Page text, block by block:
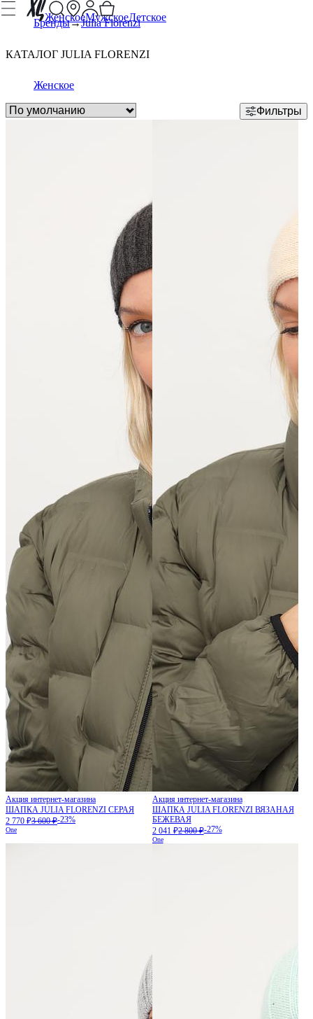
ЖенскоеМужскоеДетское
Бренды Julia Florenzi
КАТАЛОГ JULIA FLORENZI
Женское
Фильтры
Акция интернет-магазина
ШАПКА JULIA FLORENZI СЕРАЯ
2 770 ₽3 600 ₽-23%
One
Акция интернет-магазина
ШАПКА JULIA FLORENZI ВЯЗАНАЯ
БЕЖЕВАЯ
2 041 ₽2 800 ₽-27%
One